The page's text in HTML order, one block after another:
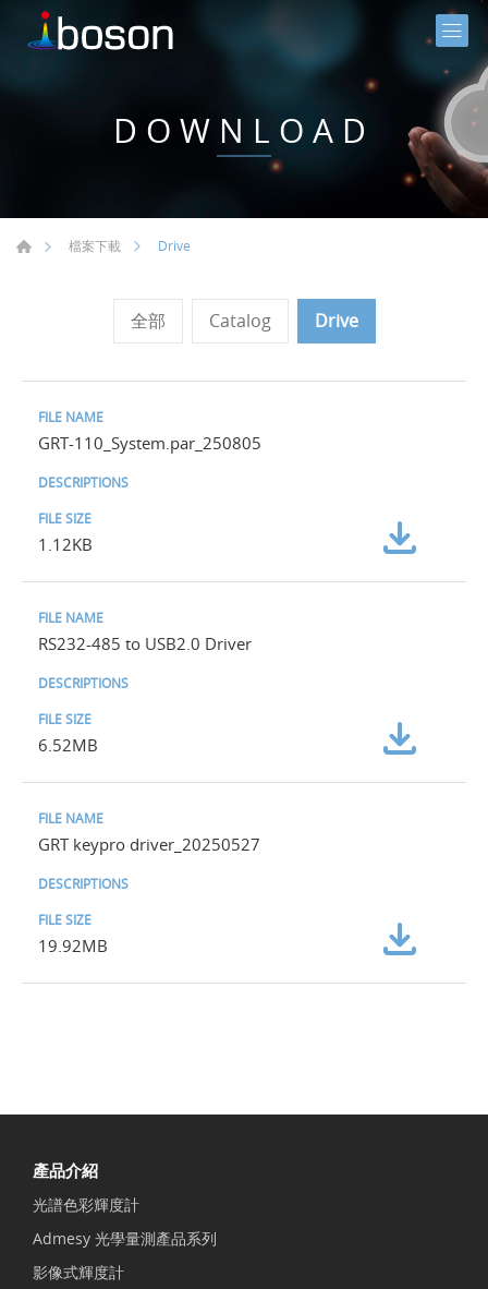
DOWNLOAD
檔案下載 Drive
全部 Catalog Drive
GRT-110_System.par_250805
1.12KB
RS232-485 to USB2.0 Driver
6.52MB
GRT keypro driver_20250527
19.92MB
產品介紹
光譜色彩輝度計
Admesy 光學量測產品系列
影像式輝度計